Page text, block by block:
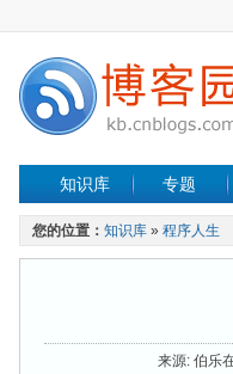
知识库 专题
您的位置： 知识库 » 程序人生
来源: 伯乐